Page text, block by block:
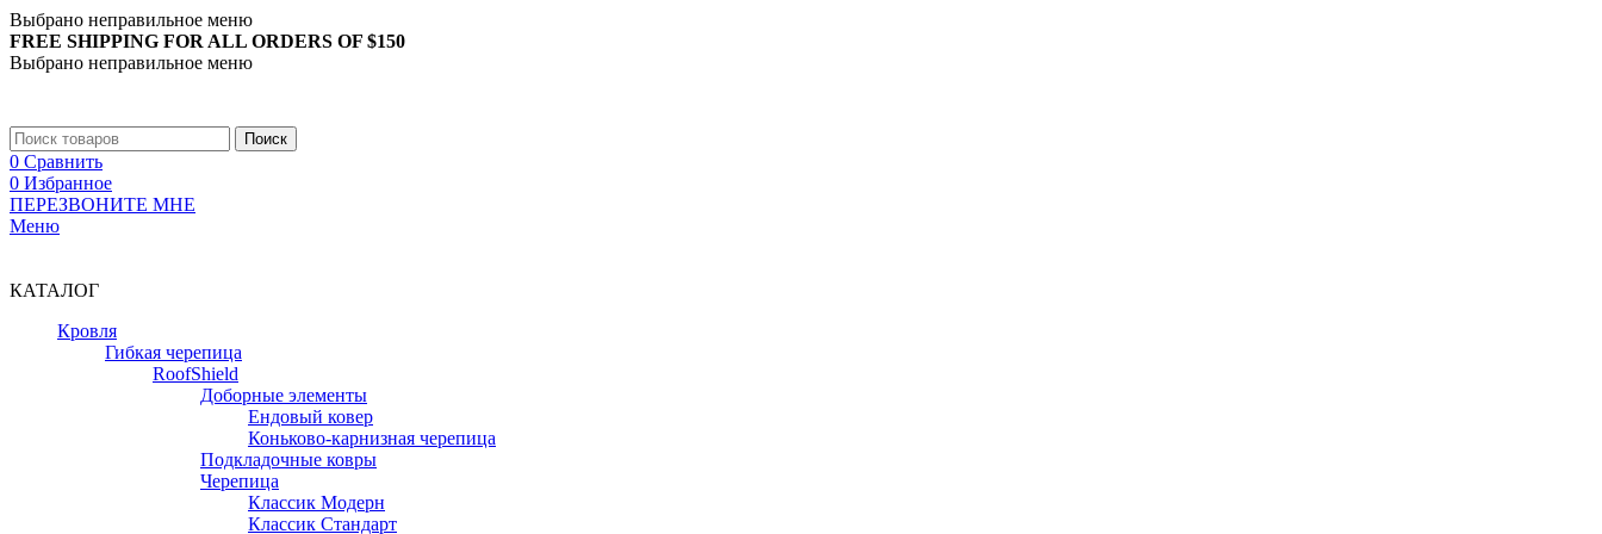
Выбрано неправильное меню
FREE SHIPPING FOR ALL ORDERS OF $150
Выбрано неправильное меню
Поиск
0 Сравнить
0 Избранное
ПЕРЕЗВОНИТЕ МНЕ
Меню
КАТАЛОГ
Кровля
Гибкая черепица
RoofShield
Доборные элементы
Ендовый ковер
Коньково-карнизная черепица
Подкладочные ковры
Черепица
Классик Модерн
Классик Стандарт